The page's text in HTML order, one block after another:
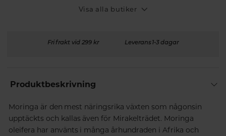
Visa alla butiker
Fri frakt vid 299 kr Leverans 1-3 dagar
Produktbeskrivning
Moringa är den mest näringsrika växten som någonsin
upptäckts och kallas även för Mirakelträdet. Moringa
oleifera har använts i många århundraden i Afrika och